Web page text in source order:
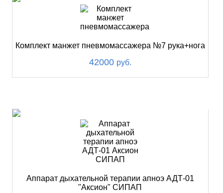
Комплект манжет пневмомассажера №7 рука+нога
42000 руб.
Аппарат дыхательной терапии апноэ АДТ-01
"Аксион" СИПАП